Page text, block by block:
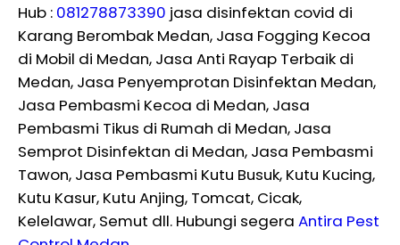
Hub : 081278873390 jasa disinfektan covid di
Karang Berombak Medan, Jasa Fogging Kecoa
di Mobil di Medan, Jasa Anti Rayap Terbaik di
Medan, Jasa Penyemprotan Disinfektan Medan,
Jasa Pembasmi Kecoa di Medan, Jasa
Pembasmi Tikus di Rumah di Medan, Jasa
Semprot Disinfektan di Medan, Jasa Pembasmi
Tawon, Jasa Pembasmi Kutu Busuk, Kutu Kucing,
Kutu Kasur, Kutu Anjing, Tomcat, Cicak,
Kelelawar, Semut dll. Hubungi segera Antira Pest